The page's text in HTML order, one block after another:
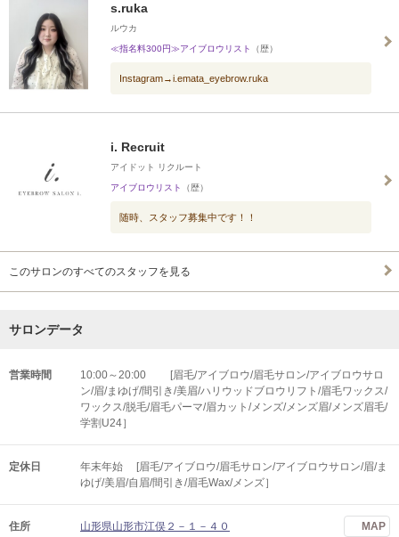
s.ruka
ルウカ
≪指名料300円≫アイブロウリスト （歴）
Instagram→i.emata_eyebrow.ruka
i. Recruit
アイドット リクルート
アイブロウリスト （歴）
随時、スタッフ募集中です！！
このサロンのすべてのスタッフを見る
サロンデータ
営業時間
10:00～20:00 [眉毛/アイブロウ/眉毛サロン/アイブロウサロ
ン/眉/まゆげ/間引き/美眉/ハリウッドブロウリフト/眉毛ワックス/
ワックス/脱毛/眉毛パーマ/眉カット/メンズ/メンズ眉/メンズ眉毛/
学割U24］
定休日
年末年始 [眉毛/アイブロウ/眉毛サロン/アイブロウサロン/眉/ま
ゆげ/美眉/自眉/間引き/眉毛Wax/メンズ］
住所 山形県山形市江俣２－１－４０ MAP